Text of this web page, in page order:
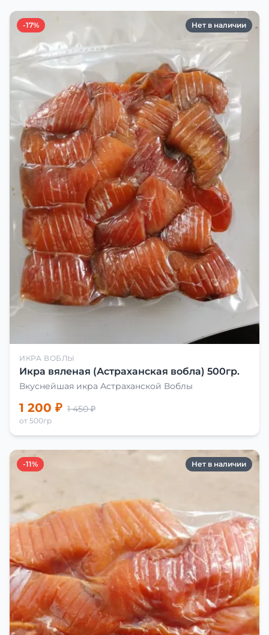
-17% Нет в наличии
ИКРА ВОБЛЫ
Икра вяленая (Астраханская вобла) 500гр.
Вкуснейшая икра Астраханской Воблы
1 200 ₽ 1 450 ₽
от 500гр
-11% Нет в наличии